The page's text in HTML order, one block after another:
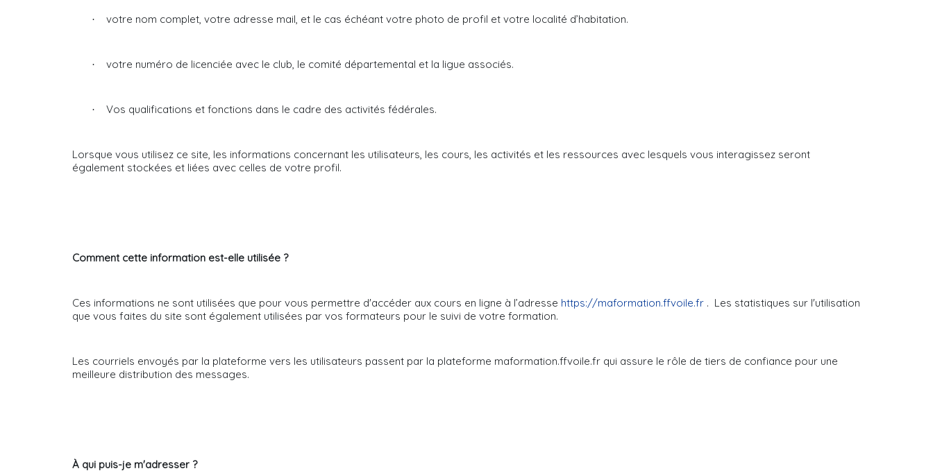
· votre nom complet, votre adresse mail, et le cas échéant votre photo de profil et votre localité d’habitation.
· votre numéro de licenciée avec le club, le comité départemental et la ligue associés.
· Vos qualifications et fonctions dans le cadre des activités fédérales.
Lorsque vous utilisez ce site, les informations concernant les utilisateurs, les cours, les activités et les ressources avec lesquels vous interagissez seront
également stockées et liées avec celles de votre profil.
Comment cette information est-elle utilisée ?
Ces informations ne sont utilisées que pour vous permettre d'accéder aux cours en ligne à l’adresse https://maformation.ffvoile.fr . Les statistiques sur l'utilisation
que vous faites du site sont également utilisées par vos formateurs pour le suivi de votre formation.
Les courriels envoyés par la plateforme vers les utilisateurs passent par la plateforme maformation.ffvoile.fr qui assure le rôle de tiers de confiance pour une
meilleure distribution des messages.
À qui puis-je m'adresser ?